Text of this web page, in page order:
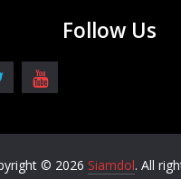
Follow Us
© 2026 Siamdol. All